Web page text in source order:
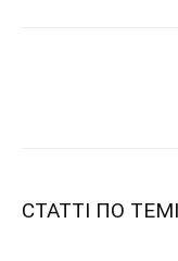
СТАТТІ ПО ТЕМІ